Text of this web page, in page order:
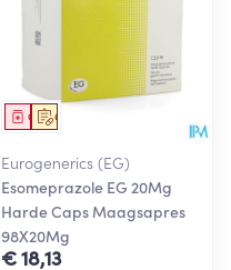
Op voorschrift
Geneesmiddel
Eurogenerics (EG)
Esomeprazole EG 20Mg
Harde Caps Maagsapres
98X20Mg
€ 18,13